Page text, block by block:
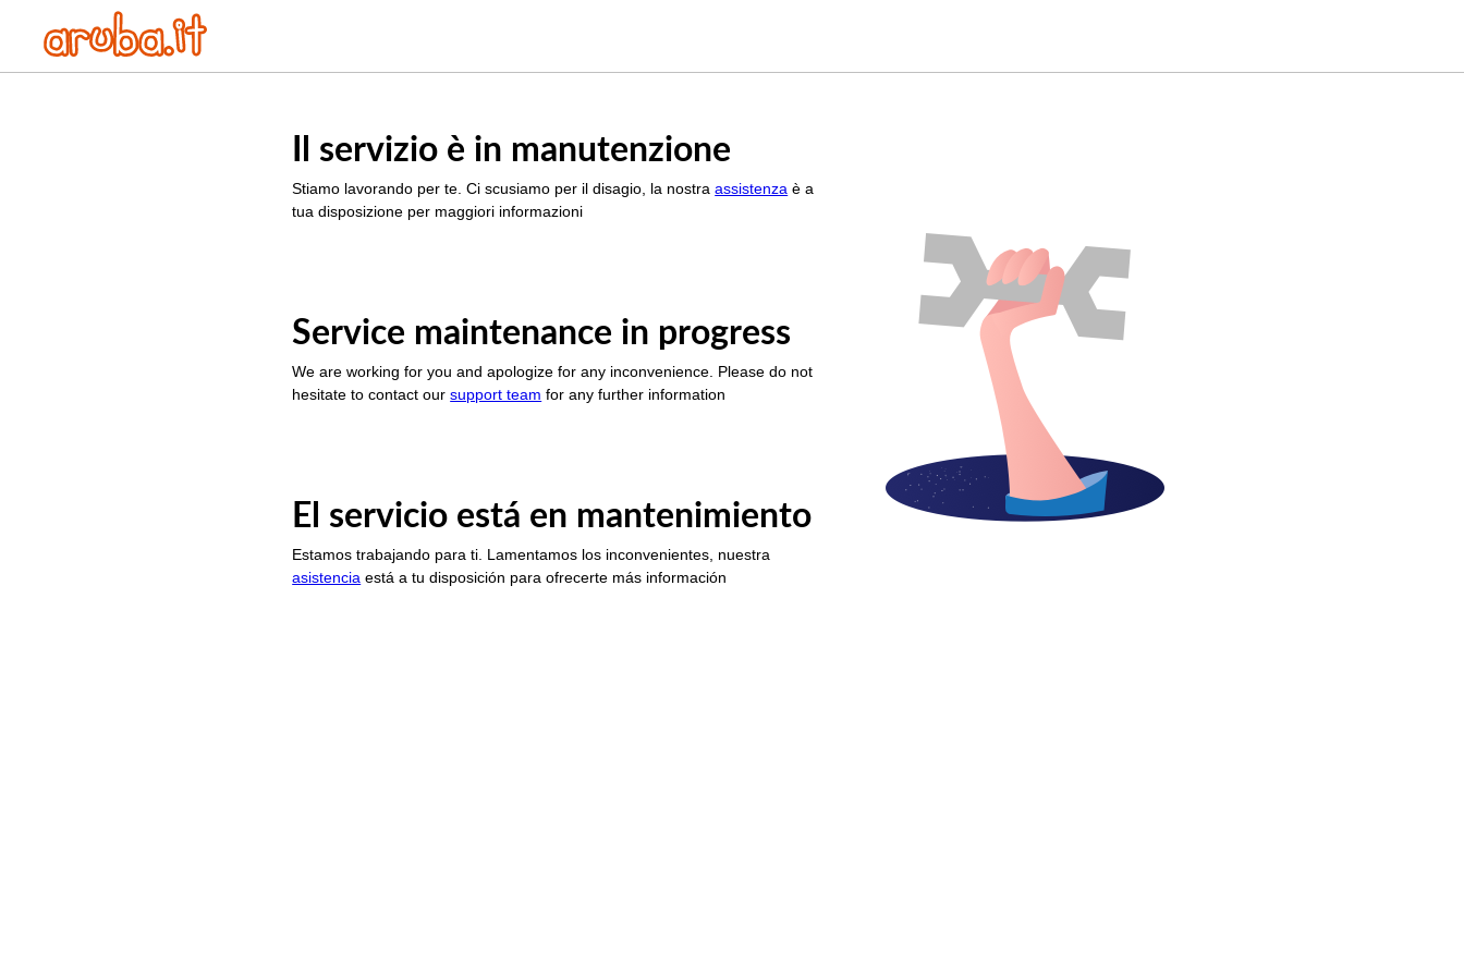
Il servizio è in manutenzione
Stiamo lavorando per te. Ci scusiamo per il disagio, la nostraassistenza è a
tua disposizione per maggiori informazioni
Service maintenance in progress
We are working for you and apologize for any inconvenience. Please do not
hesitate to contact oursupport team for any further information
El servicio está en mantenimiento
Estamos trabajando para ti. Lamentamos los inconvenientes, nuestra
asistencia está a tu disposición para ofrecerte más información